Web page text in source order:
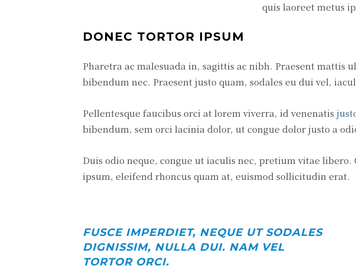
quis laoreet metus
DONEC TORTOR IPSUM
Pharetra ac malesuada in, sagittis ac nibh. Praesent mattis
bibendum nec. Praesent justo quam, sodales eu dui vel,
Pellentesque faucibus orci at lorem viverra, id venenatis
bibendum, sem orci lacinia dolor, ut congue dolor justo a
Duis odio neque, congue ut iaculis nec, pretium vitae libero.
ipsum, eleifend rhoncus quam at, euismod sollicitudin erat.
FUSCE IMPERDIET, NEQUE UT SODALES
DIGNISSIM, NULLA DUI. NAM VEL
TORTOR ORCI.